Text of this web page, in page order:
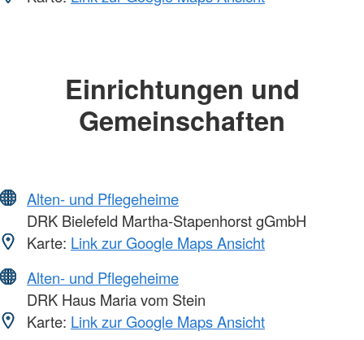
Einrichtungen und
Gemeinschaften
Alten- und Pflegeheime
DRK Bielefeld Martha-Stapenhorst gGmbH
Karte: Link zur Google Maps Ansicht
Alten- und Pflegeheime
DRK Haus Maria vom Stein
Karte: Link zur Google Maps Ansicht